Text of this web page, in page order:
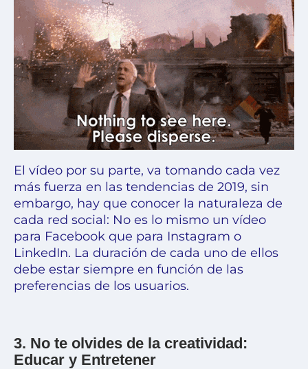
El vídeo por su parte, va tomando cada vez
más fuerza en las tendencias de 2019, sin
embargo, hay que conocer la naturaleza de
cada red social: No es lo mismo un vídeo
para Facebook que para Instagram o
LinkedIn. La duración de cada uno de ellos
debe estar siempre en función de las
preferencias de los usuarios.
3. No te olvides de la creatividad:
Educar y Entretener